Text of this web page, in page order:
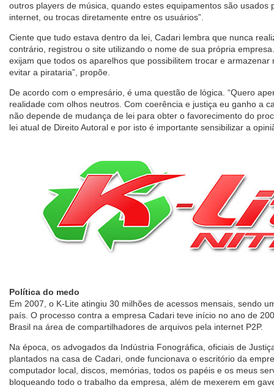
outros players de música, quando estes equipamentos são usados
internet, ou trocas diretamente entre os usuários”.
Ciente que tudo estava dentro da lei, Cadari lembra que nunca
contrário, registrou o site utilizando o nome de sua própria
exijam que todos os aparelhos que possibilitem trocar e armazenar
evitar a pirataria”, propõe.
De acordo com o empresário, é uma questão de lógica. “Quero
realidade com olhos neutros. Com coerência e justiça eu ganho a
não depende de mudança de lei para obter o favorecimento do
lei atual de Direito Autoral e por isto é importante sensibilizar a
Política do medo
Em 2007, o K-Lite atingiu 30 milhões de acessos mensais, sendo
país. O processo contra a empresa Cadari teve início no ano de
Brasil na área de compartilhadores de arquivos pela internet P2P.
Na época, os advogados da Indústria Fonográfica, oficiais de
plantados na casa de Cadari, onde funcionava o escritório da
computador local, discos, memórias, todos os papéis e os meus
bloqueando todo o trabalho da empresa, além de mexerem em